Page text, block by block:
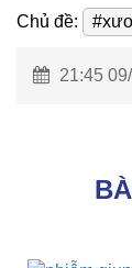
Chủ đề:
21:45